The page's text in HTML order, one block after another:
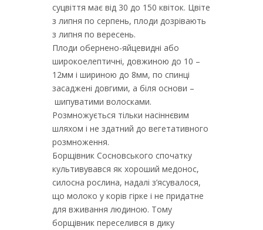
суцвіття має від 30 до 150 квіток. Цвіте
з липня по серпень, плоди дозрівають
з липня по вересень.
Плоди обернено-яйцевидні або
широкоелептичні, довжиною до 10 –
12мм і шириною до 8мм, по спинці
засаджені довгими, а біля основи –
шипуватими волосками.
Розмножується тільки насіннєвим
шляхом і не здатний до вегетативного
розмноження.
Борщівник Сосновського спочатку
культивувався як хороший медонос,
силосна рослина, надалі з’ясувалося,
що молоко у корів гірке і не придатне
для вживання людиною. Тому
борщівник переселився в дику